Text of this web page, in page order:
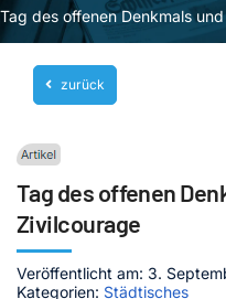
Themen
Blog
Unternehmen
Service
Mediathek
Jetzt abonnieren
Kontakt
Tag des offenen Denkmals
zurück
Tag des offenen
Zivilcourage
Veröffentlicht am: 3.
Kategorien: Städtisches